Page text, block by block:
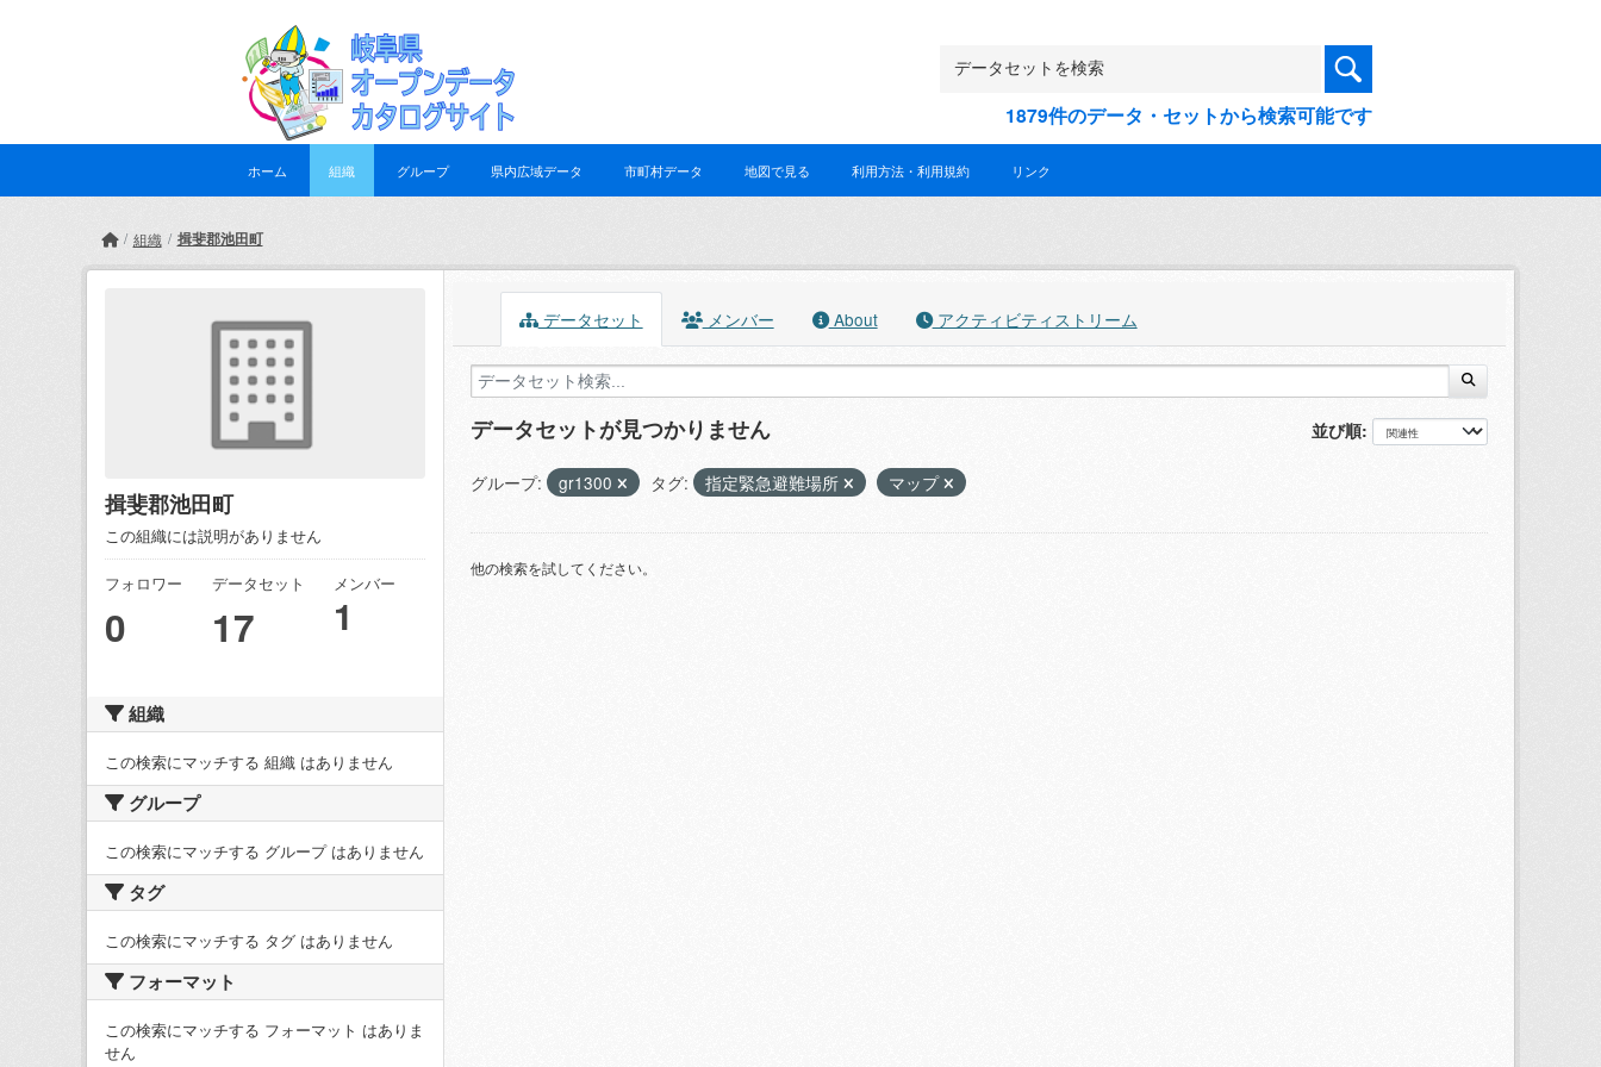
1879件のデータ・セットから検索可能です
ホーム 組織 グループ 県内広域データ 市町村データ 地図で見る 利用方法・利用規約 リンク
組織 揖斐郡池田町
揖斐郡池田町
この組織には説明がありません
フォロワー
0
データセット
17
メンバー
1
組織
この検索にマッチする 組織 はありません
グループ
この検索にマッチする グループ はありません
タグ
この検索にマッチする タグ はありません
フォーマット
この検索にマッチする フォーマット はありま
せん
データセット メンバー About アクティビティストリーム
並び順
データセットが見つかりません
グループ: gr1300 タグ: 指定緊急避難場所 マップ
他の検索を試してください。